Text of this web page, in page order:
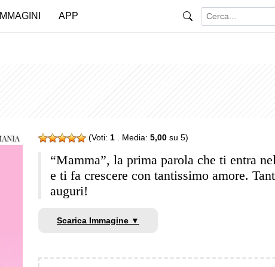
IMMAGINI APP
(Voti: 1 . Media: 5,00 su 5)
“Mamma”, la prima parola che ti entra
e ti fa crescere con tantissimo amore.
auguri!
Scarica Immagine ▼